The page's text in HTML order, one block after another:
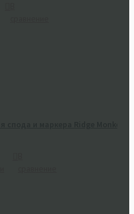
спода и маркера Ridge Monkey